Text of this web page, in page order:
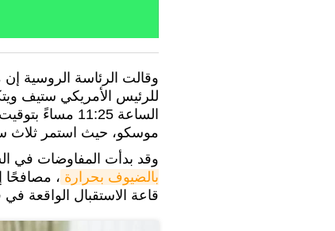
وقالت الرئاسة الروسية
للرئيس الأمريكي ستيف
موسكو، حيث استمر ثلاث ساعات
وقد بدأت المفاوضات في الساعة 23:25
بالضيوف بحرارة ، مصافحًا
قاعة الاستقبال